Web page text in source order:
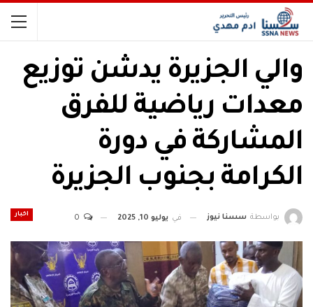
والي الجزيرة يدشن توزيع
معدات رياضية للفرق
المشاركة في دورة
الكرامة بجنوب الجزيرة
اخبار بواسطة سسنا نيوز في يوليو 10, 2025